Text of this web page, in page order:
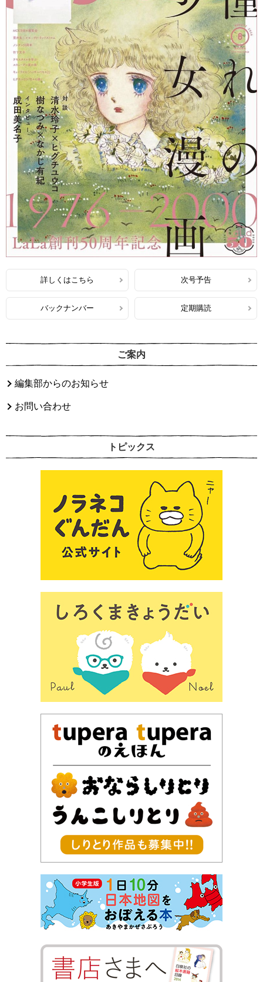
詳しくはこちら 次号予告
バックナンバー 定期購読
ご案内
編集部からのお知らせ
お問い合わせ
トピックス